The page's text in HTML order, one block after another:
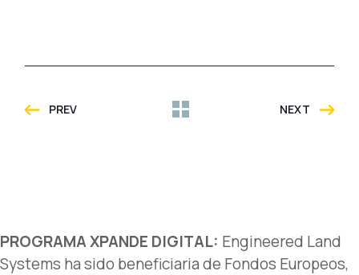
PREV NEXT
PROGRAMA XPANDE DIGITAL: Engineered Land
Systems ha sido beneficiaria de Fondos Europeos,